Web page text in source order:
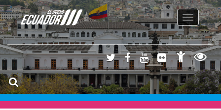
Toggle
navigation